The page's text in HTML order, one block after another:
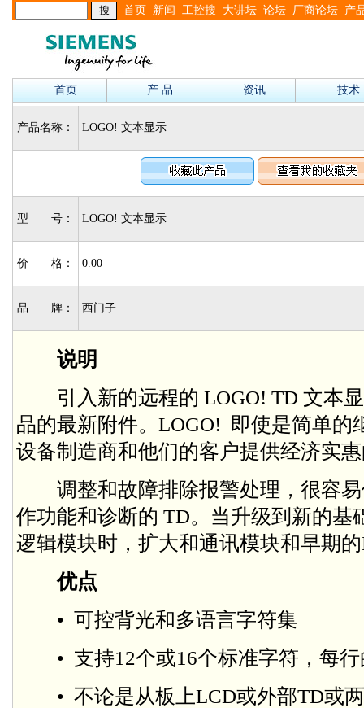
首页 新闻 工控搜 大讲坛 论坛 厂商论坛 产
首页 产 品 资讯 技术
产品名称： LOGO! 文本显示
型 号： LOGO! 文本显示
价 格： 0.00
品 牌： 西门子
说明
引入新的远程的 LOGO! TD 文本显
品的最新附件。LOGO! 即使是简单的
设备制造商和他们的客户提供经济实
调整和故障排除报警处理，很容易
作功能和诊断的 TD。当升级到新的基
逻辑模块时，扩大和通讯模块和早期
优点
• 可控背光和多语言字符集
• 支持12个或16个标准字符，每行
• 不论是从板上LCD或外部TD或两